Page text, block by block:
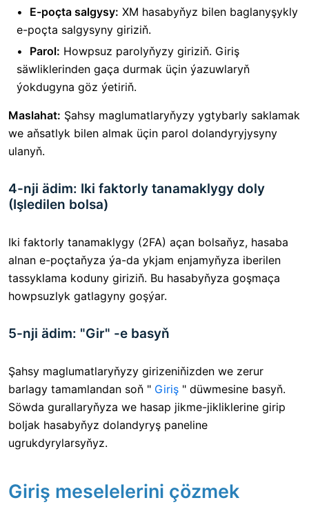
E-poçta salgysy: XM hasabyňyz bilen baglanyşykly
e-poçta salgysyny giriziň.
Parol: Howpsuz parolyňyzy giriziň. Giriş
säwliklerinden gaça durmak üçin ýazuwlaryň
ýokdugyna göz ýetiriň.
Maslahat: Şahsy maglumatlaryňyzy ygtybarly saklamak
we aňsatlyk bilen almak üçin parol dolandyryjysyny
ulanyň.
4-nji ädim: Iki faktorly tanamaklygy doly
(Işledilen bolsa)
Iki faktorly tanamaklygy (2FA) açan bolsaňyz, hasaba
alnan e-poçtaňyza ýa-da ykjam enjamyňyza iberilen
tassyklama koduny giriziň. Bu hasabyňyza goşmaça
howpsuzlyk gatlagyny goşýar.
5-nji ädim: "Gir" -e basyň
Şahsy maglumatlaryňyzy girizeniňizden we zerur
barlagy tamamlandan soň " Giriş " düwmesine basyň.
Söwda gurallaryňyza we hasap jikme-jikliklerine girip
boljak hasabyňyz dolandyryş paneline
ugrukdyrylarsyňyz.
Giriş meselelerini çözmek